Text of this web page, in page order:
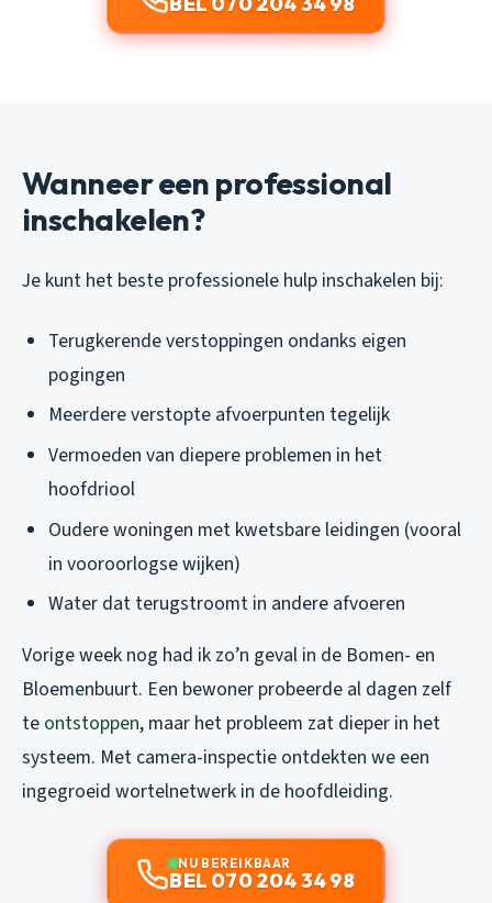
Wanneer een professional
inschakelen?
Je kunt het beste professionele hulp inschakelen bij:
Terugkerende verstoppingen ondanks eigen
pogingen
Meerdere verstopte afvoerpunten tegelijk
Vermoeden van diepere problemen in het
hoofdriool
Oudere woningen met kwetsbare leidingen (vooral
in vooroorlogse wijken)
Water dat terugstroomt in andere afvoeren
Vorige week nog had ik zo’n geval in de Bomen- en
Bloemenbuurt. Een bewoner probeerde al dagen zelf
te ontstoppen, maar het probleem zat dieper in het
systeem. Met camera-inspectie ontdekten we een
ingegroeid wortelnetwerk in de hoofdleiding.
NU BEREIKBAAR
BEL 070 204 34 98